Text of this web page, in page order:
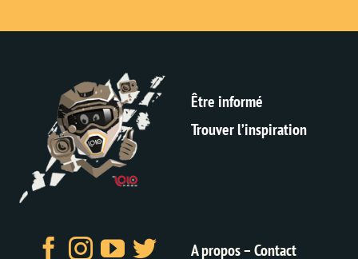
Être informé
Trouver l’inspiration
A propos – Contact